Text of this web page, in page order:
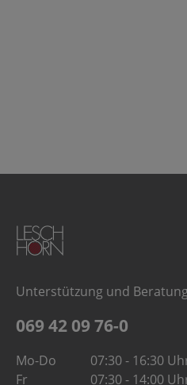
Unterstützung und
069 42 09 76-0
Mo-Do
07:30 - 16:30
Fr
07:30 - 14:00